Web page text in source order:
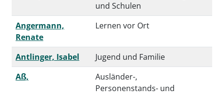
und Schulen
Angermann,
Renate
Lernen vor Ort
Antlinger, Isabel
Jugend und Familie
Aß,
Ausländer-,
Personenstands- und